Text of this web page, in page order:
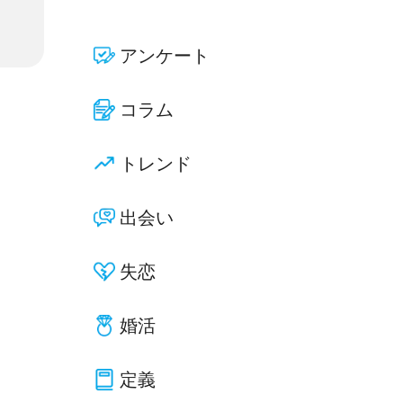
アンケート
コラム
トレンド
出会い
失恋
婚活
定義